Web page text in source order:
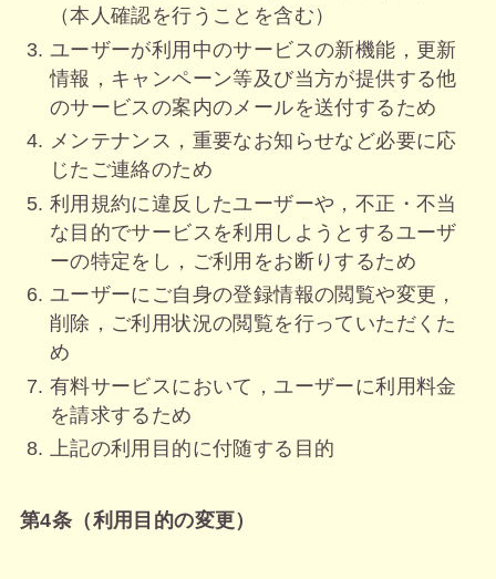
（本人確認を行うことを含む）
ユーザーが利用中のサービスの新機能，更新
情報，キャンペーン等及び当方が提供する他
のサービスの案内のメールを送付するため
メンテナンス，重要なお知らせなど必要に応
じたご連絡のため
利用規約に違反したユーザーや，不正・不当
な目的でサービスを利用しようとするユーザ
ーの特定をし，ご利用をお断りするため
ユーザーにご自身の登録情報の閲覧や変更，
削除，ご利用状況の閲覧を行っていただくた
め
有料サービスにおいて，ユーザーに利用料金
を請求するため
上記の利用目的に付随する目的
第4条（利用目的の変更）